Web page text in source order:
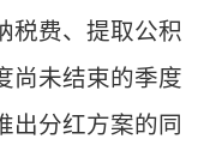
税费、提取公积
尚未结束的季度
出分红方案的同